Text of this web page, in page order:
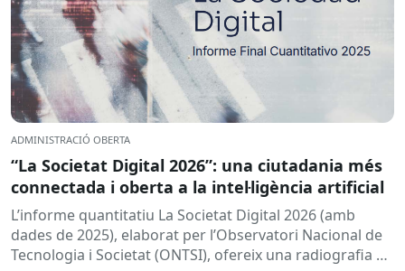
ADMINISTRACIÓ OBERTA
“La Societat Digital 2026”: una ciutadania més
connectada i oberta a la intel·ligència artificial
L’informe quantitatiu La Societat Digital 2026 (amb
dades de 2025), elaborat per l’Observatori Nacional de
Tecnologia i Societat (ONTSI), ofereix una radiografia de